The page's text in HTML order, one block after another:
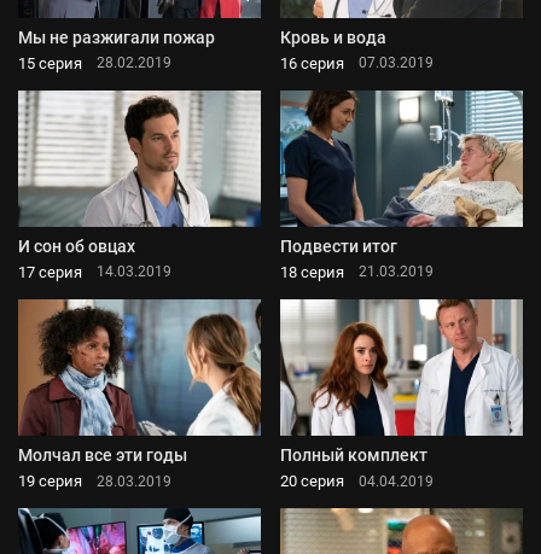
Мы не разжигали пожар
15 серия 28.02.2019
Кровь и вода
16 серия 07.03.2019
И сон об овцах
17 серия 14.03.2019
Подвести итог
18 серия 21.03.2019
Молчал все эти годы
19 серия 28.03.2019
Полный комплект
20 серия 04.04.2019